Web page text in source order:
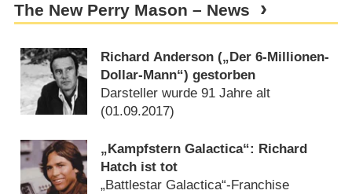
The New Perry Mason – News
Richard Anderson („Der 6-Millionen-
Dollar-Mann“) gestorben
Darsteller wurde 91 Jahre alt
(01.09.2017)
„Kampfstern Galactica“: Richard
Hatch ist tot
„Battlestar Galactica“-Franchise